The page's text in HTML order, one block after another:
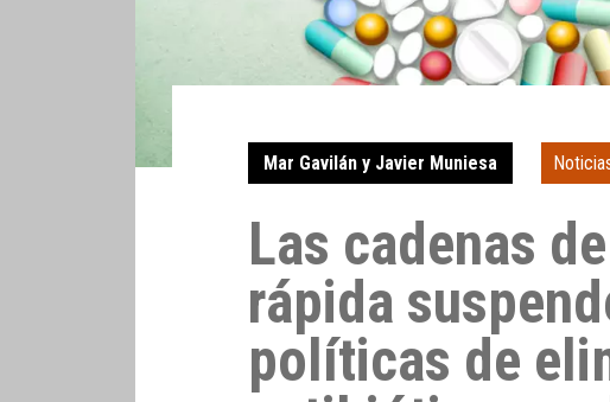
Mar Gavilán y Javier Muniesa
Las cadenas
rápida
políticas de